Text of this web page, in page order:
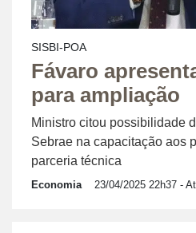
SISBI-POA
Fávaro
para ampliação
Ministro citou possibilidade
Sebrae na capacitação aos
parceria técnica
Economia 23/04/2025 22h37 -